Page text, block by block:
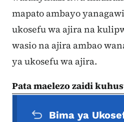
mapato ambayo
ukosefu wa ajira na
wasio na ajira ambao
ya ukosefu wa ajira.
Pata maelezo zaidi
Bima ya